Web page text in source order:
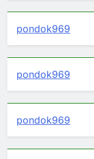
pondok969
pondok969
pondok969